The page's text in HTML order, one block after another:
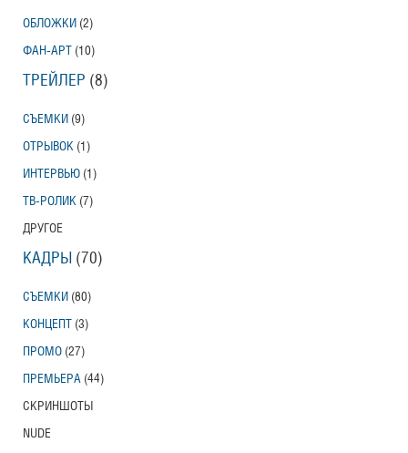
ОБЛОЖКИ (2)
ФАН-АРТ (10)
ТРЕЙЛЕР (8)
СЪЕМКИ (9)
ОТРЫВОК (1)
ИНТЕРВЬЮ (1)
ТВ-РОЛИК (7)
ДРУГОЕ
КАДРЫ (70)
СЪЕМКИ (80)
КОНЦЕПТ (3)
ПРОМО (27)
ПРЕМЬЕРА (44)
СКРИНШОТЫ
NUDE